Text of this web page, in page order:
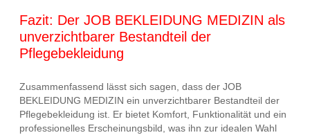
Fazit: Der JOB BEKLEIDUNG MEDIZIN als
unverzichtbarer Bestandteil der
Pflegebekleidung
Zusammenfassend lässt sich sagen, dass der JOB
BEKLEIDUNG MEDIZIN ein unverzichtbarer Bestandteil der
Pflegebekleidung ist. Er bietet Komfort, Funktionalität und ein
professionelles Erscheinungsbild, was ihn zur idealen Wahl